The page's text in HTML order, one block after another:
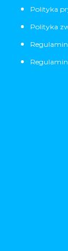
Polityka
Polityka